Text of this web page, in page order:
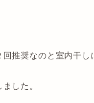
回推奨なのと室内干
した。